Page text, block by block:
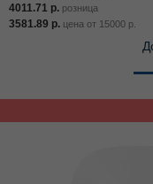
4011.71 р. розница
3581.89 р. цена от 15000 р.